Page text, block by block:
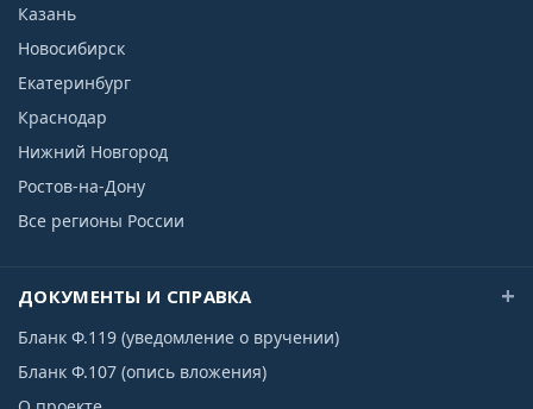
Казань
Новосибирск
Екатеринбург
Краснодар
Нижний Новгород
Ростов-на-Дону
Все регионы России
ДОКУМЕНТЫ И СПРАВКА
Бланк Ф.119 (уведомление о вручении)
Бланк Ф.107 (опись вложения)